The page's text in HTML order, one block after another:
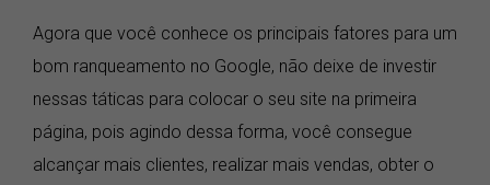
Agora que você conhece os principais fatores para um
bom ranqueamento no Google, não deixe de investir
nessas táticas para colocar o seu site na primeira
página, pois agindo dessa forma, você consegue
alcançar mais clientes, realizar mais vendas, obter o